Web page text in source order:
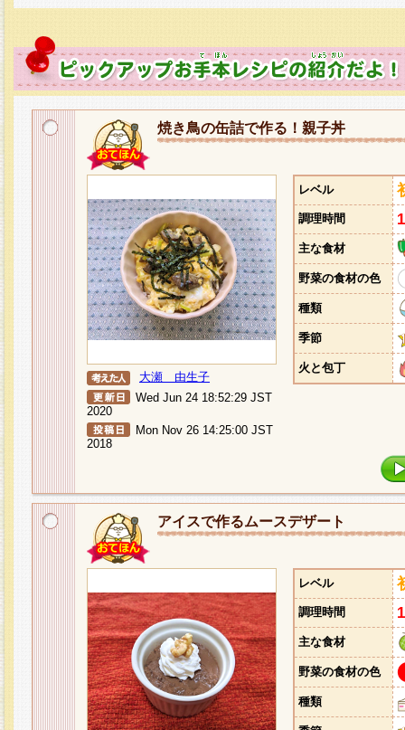
焼き鳥の缶詰で作る！親子丼
大瀬 由生子
Wed Jun 24 18:52:29 JST
2020
Mon Nov 26 14:25:00 JST
2018
レベル
調理時間
主な食材
野菜の食材の色
種類
季節
火と包丁
アイスで作るムースデザート
レベル
調理時間
主な食材
野菜の食材の色
種類